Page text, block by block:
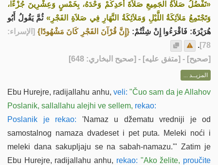
«تَفْضُلُ صَلاَةُ الجَمِيعِ صَلاَةَ أَحَدِكُمْ وَحْدَهُ، بِخَمْسٍ وَعِشْرِينَ جُزْءًا،
وَتَجْتَمِعُ مَلاَئِكَةُ اللَّيْلِ وَمَلاَئِكَةُ النَّهَارِ فِي صَلاَةِ الفَجْرِ»ثُمَّ يَقُولُ أَبُو
هُرَيْرَةَ: فَاقْرَءُوا إِنْ شِئْتُمْ: {إِنَّ قُرْآنَ الفَجْرِ كَانَ مَشْهُودًا} [الإسراء:
78]
.
[صحيح] - [متفق عليه] - [صحيح البخاري: 648]
المزيــد ...
Ebu Hurejre, radijallahu anhu, veli: "Čuo sam da je Allahov
Poslanik, sallallahu alejhi ve sellem, rekao:
Poslanik je rekao: 'Namaz u džematu vredniji je od
samostalnog namaza dvadeset i pet puta. Meleki noći i
meleki dana sakupljaju se na sabah-namazu.'" Zatim je
Ebu Hurejre, radijallahu anhu, rekao: "Ako želite, proučite